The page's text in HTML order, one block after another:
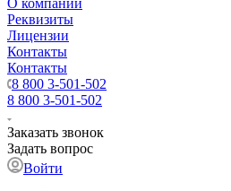
Реквизиты
Лицензии
Контакты
Контакты
8 800 3-501-502
8 800 3-501-502
Заказать звонок
Задать вопрос
Войти